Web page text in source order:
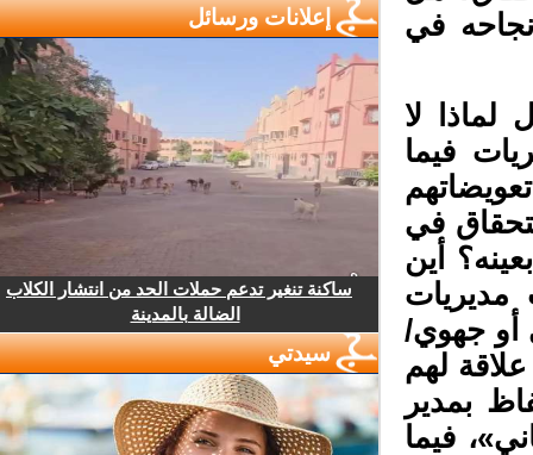
في
لا
فيما
أين الاستحقاق في
أين
جهوي/
لهم
بمدير
فيما
إعلانات ورسائل
ساكنة تنغير تدعم حملات الحد من انتشار الكلاب
الضالة بالمدينة
سيدتي